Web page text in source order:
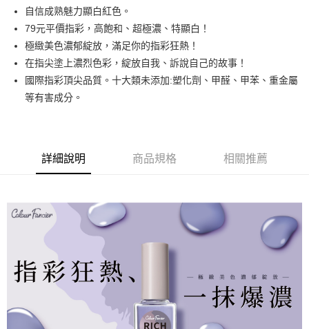
Apple Pay
街口支付
悠遊付
運送方式
因應疫情升溫，目前暫停使用7-11取貨付款配送，請使用全家
取貨付款，誤選客服會協助您更改。
黑貓宅急便
每筆NT$100，滿NT$699(含以上)免運費
自信成熟魅力顯白紅色。
79元平價指彩，高飽和、超極濃、特顯白！
極緻美色濃郁綻放，滿足你的指彩狂熱！
在指尖塗上濃烈色彩，綻放自我、訴說自己的故事！
國際指彩頂尖品質。十大類未添加:塑化劑、甲醛、甲苯、重金屬
等有害成分。
詳細說明 商品規格 相關推薦